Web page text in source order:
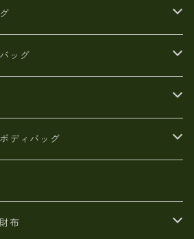
ザー
ダー
ッグ
ディバッグ
布